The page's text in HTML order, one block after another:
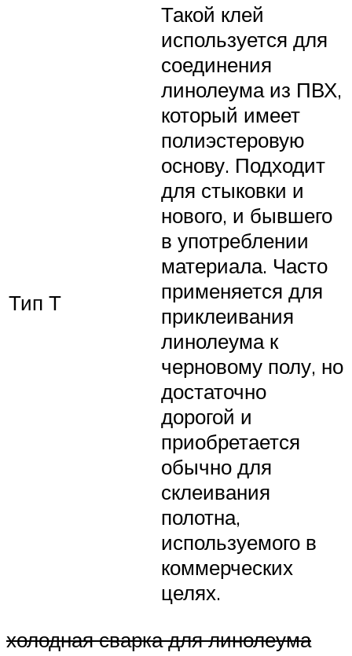
Тип Т
Такой клей
используется для
соединения
линолеума из ПВХ,
который имеет
полиэстеровую
основу. Подходит
для стыковки и
нового, и бывшего
в употреблении
материала. Часто
применяется для
приклеивания
линолеума к
черновому полу, но
достаточно
дорогой и
приобретается
обычно для
склеивания
полотна,
используемого в
коммерческих
целях.
холодная сварка для линолеума